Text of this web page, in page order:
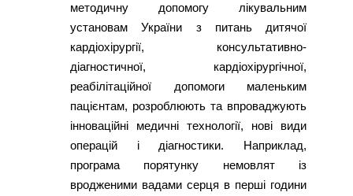
методичну допомогу лікувальним
установам України з питань дитячої
кардіохірургії, консультативно-
діагностичної, кардіохірургічної,
реабілітаційної допомоги маленьким
пацієнтам, розроблюють та впроваджують
інноваційні медичні технології, нові види
операцій і діагностики. Наприклад,
програма порятунку немовлят із
вродженими вадами серця в перші години